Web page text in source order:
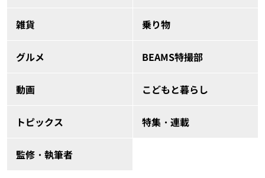
雑貨 乗り物
グルメ BEAMS特撮部
動画 こどもと暮らし
トピックス 特集・連載
監修・執筆者